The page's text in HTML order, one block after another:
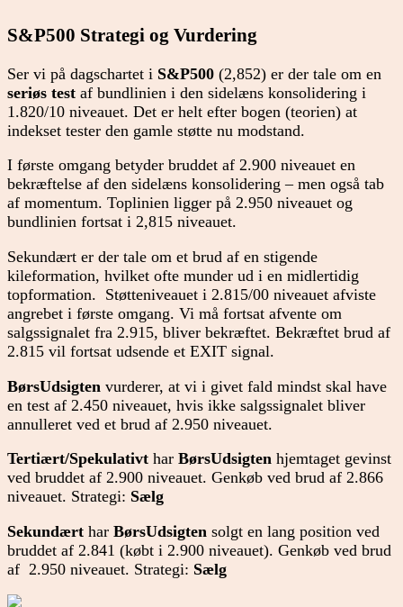
S&P500 Strategi og Vurdering
Ser vi på dagschartet i S&P500 (2,852) er der tale om en
seriøs test af bundlinien i den sidelæns konsolidering i
1.820/10 niveauet. Det er helt efter bogen (teorien) at
indekset tester den gamle støtte nu modstand.
I første omgang betyder bruddet af 2.900 niveauet en
bekræftelse af den sidelæns konsolidering – men også tab
af momentum. Toplinien ligger på 2.950 niveauet og
bundlinien fortsat i 2,815 niveauet.
Sekundært er der tale om et brud af en stigende
kileformation, hvilket ofte munder ud i en midlertidig
topformation. Støtteniveauet i 2.815/00 niveauet afviste
angrebet i første omgang. Vi må fortsat afvente om
salgssignalet fra 2.915, bliver bekræftet. Bekræftet brud af
2.815 vil fortsat udsende et EXIT signal.
BørsUdsigten vurderer, at vi i givet fald mindst skal have
en test af 2.450 niveauet, hvis ikke salgssignalet bliver
annulleret ved et brud af 2.950 niveauet.
Tertiært/Spekulativt har BørsUdsigten hjemtaget gevinst
ved bruddet af 2.900 niveauet. Genkøb ved brud af 2.866
niveauet. Strategi: Sælg
Sekundært har BørsUdsigten solgt en lang position ved
bruddet af 2.841 (købt i 2.900 niveauet). Genkøb ved brud
af 2.950 niveauet. Strategi: Sælg